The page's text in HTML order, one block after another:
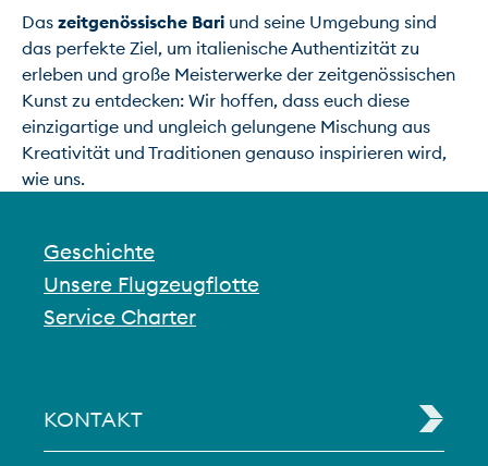
Das zeitgenössische Bari und seine Umgebung sind
das perfekte Ziel, um italienische Authentizität zu
erleben und große Meisterwerke der zeitgenössischen
Kunst zu entdecken: Wir hoffen, dass euch diese
einzigartige und ungleich gelungene Mischung aus
Kreativität und Traditionen genauso inspirieren wird,
wie uns.
Geschichte
Unsere Flugzeugflotte
Service Charter
KONTAKT